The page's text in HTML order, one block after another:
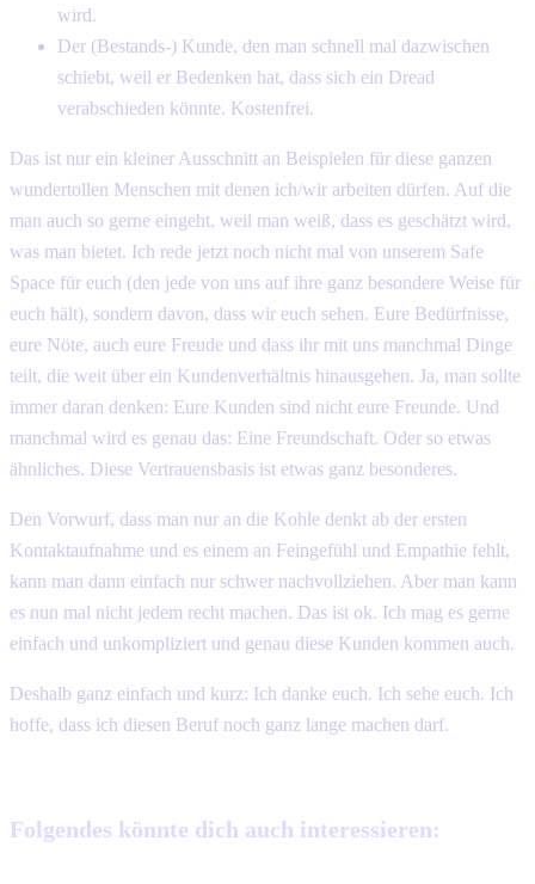
wird.
Der (Bestands-) Kunde, den man schnell mal dazwischen
schiebt, weil er Bedenken hat, dass sich ein Dread
verabschieden könnte. Kostenfrei.
Das ist nur ein kleiner Ausschnitt an Beispielen für diese ganzen
wundertollen Menschen mit denen ich/wir arbeiten dürfen. Auf die
man auch so gerne eingeht, weil man weiß, dass es geschätzt wird,
was man bietet. Ich rede jetzt noch nicht mal von unserem Safe
Space für euch (den jede von uns auf ihre ganz besondere Weise für
euch hält), sondern davon, dass wir euch sehen. Eure Bedürfnisse,
eure Nöte, auch eure Freude und dass ihr mit uns manchmal Dinge
teilt, die weit über ein Kundenverhältnis hinausgehen. Ja, man sollte
immer daran denken: Eure Kunden sind nicht eure Freunde. Und
manchmal wird es genau das: Eine Freundschaft. Oder so etwas
ähnliches. Diese Vertrauensbasis ist etwas ganz besonderes.
Den Vorwurf, dass man nur an die Kohle denkt ab der ersten
Kontaktaufnahme und es einem an Feingefühl und Empathie fehlt,
kann man dann einfach nur schwer nachvollziehen. Aber man kann
es nun mal nicht jedem recht machen. Das ist ok. Ich mag es gerne
einfach und unkompliziert und genau diese Kunden kommen auch.
Deshalb ganz einfach und kurz: Ich danke euch. Ich sehe euch. Ich
hoffe, dass ich diesen Beruf noch ganz lange machen darf.
Folgendes könnte dich auch interessieren: